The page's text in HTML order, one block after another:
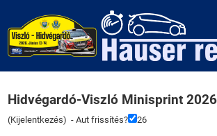
Hidvégardó-Viszló Minisprint
(Kijelentkezés) - Aut frissítés? 26